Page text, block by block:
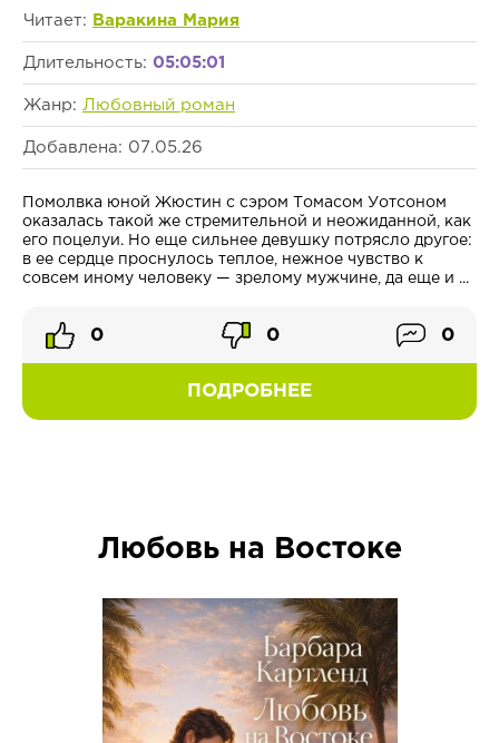
Читает: Варакина Мария
Длительность: 05:05:01
Жанр: Любовный роман
Добавлена: 07.05.26
Помолвка юной Жюстин с сэром Томасом Уотсоном
оказалась такой же стремительной и неожиданной, как
его поцелуи. Но еще сильнее девушку потрясло другое:
в ее сердце проснулось теплое, нежное чувство к
совсем иному человеку — зрелому мужчине, да еще и ...
ПОДРОБНЕЕ
0 0 0
Любовь на Востоке